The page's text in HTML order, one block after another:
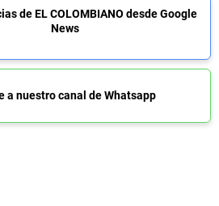
de EL COLOMBIANO desde Google
News
a nuestro canal de Whatsapp